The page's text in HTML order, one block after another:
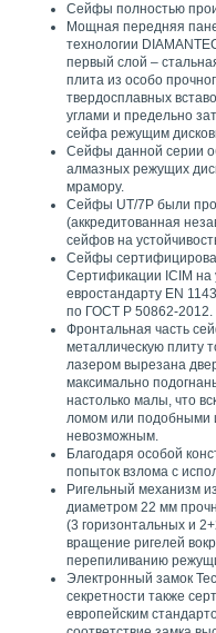
Сейфы полностью
Мощная передняя
технологии
первый слой –
плита из особо
твердосплавных
углами и предельно
сейфа режущим
Сейфы данной серии
алмазных режущих
мрамору.
Сейфы UT/7P были
(аккредитованная
сейфов на
Сейфы
Сертификации ICIM на
евростандарту EN
по ГОСТ Р 50862-2012.
Фронтальная часть
металлическую плиту
лазером вырезана
максимально
настолько малы, что
ломом или подобными
невозможным.
Благодаря особой
попыток взлома с
Ригельный механизм
диаметром 22 мм
(3 горизонтальных и
вращение ригелей
перепиливанию
Электронный замок
секретности также
европейским